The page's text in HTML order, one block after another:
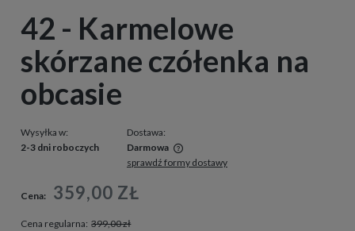
42 - Karmelowe
skórzane czółenka na
obcasie
Wysyłka w:
2-3 dni roboczych
Dostawa:
Darmowa
Cena nie zawiera ewentualnych kosztów płatności
sprawdź formy dostawy
Cena: 359,00 ZŁ
Cena regularna: 399,00 zł